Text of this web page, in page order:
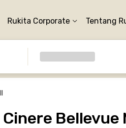
Rukita Corporate Tentang
Bellevue